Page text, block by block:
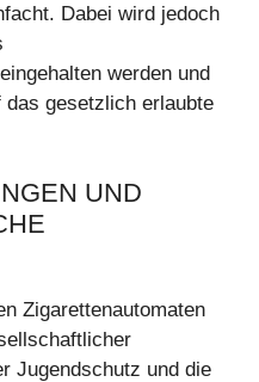
Dabei wird jedoch
werden und
das gesetzlich erlaubte
UND
Zigarettenautomaten
Jugendschutz und die